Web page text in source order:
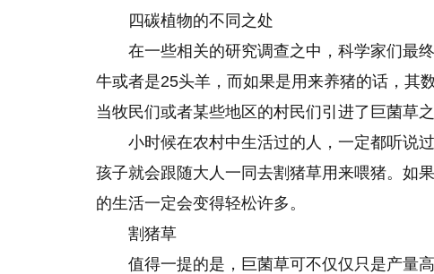
四碳植物的不同之处
在一些相关的研究调查之中，科学家们最
牛或者是25头羊，而如果是用来养猪的话，其
当牧民们或者某些地区的村民们引进了巨菌草
小时候在农村中生活过的人，一定都听说
孩子就会跟随大人一同去割猪草用来喂猪。如
的生活一定会变得轻松许多。
割猪草
值得一提的是，巨菌草可不仅仅只是产量